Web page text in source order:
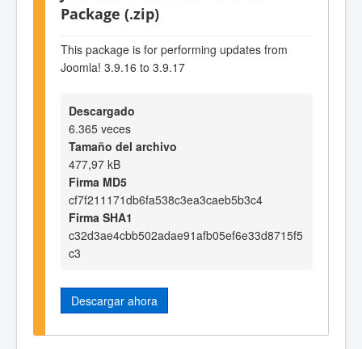
Package (.zip)
This package is for performing updates from
Joomla! 3.9.16 to 3.9.17
Descargado
6.365 veces
Tamaño del archivo
477,97 kB
Firma MD5
cf7f211171db6fa538c3ea3caeb5b3c4
Firma SHA1
c32d3ae4cbb502adae91afb05ef6e33d8715f5
c3
Descargar ahora